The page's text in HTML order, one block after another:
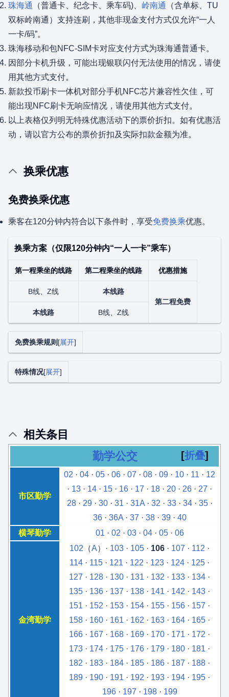
珠海通
（普通卡、纪念卡、乘车码)、 岭南通
（含单标、TU
双标岭南通）支持连刷，其他非现金支付方式仅允许“一人
一卡/码”。
珠海移动和包NFC-SIM卡对应支付方式为珠海通普通卡。
因部分卡机升级，可能出现银联闪付无法使用的情况，请使
用其他方式支付。
新款投币刷卡一体机对部分手机NFC芯片兼容性欠佳，可
能出现NFC刷卡无响应情况，请使用其他方式支付。
以上表格仅列明无特殊优惠活动下的票价折扣。如有优惠活
动，请以官方公布的票价折扣及实际扣款金额为准。
换乘优惠
免费换乘优惠
乘客在120分钟内符合以下条件时，享受免费换乘优惠。
换乘方案（仅限120分钟内“一人一卡”乘车）
第一程乘坐的线路 第二程乘坐的线路 优惠措施
B线、Z线
本线路
第二程免费
本线路
B线、Z线
展开
免费换乘规则
展开
特殊情况
相关条目
折叠
勤学公交
市区勤学
02 · 04 · 05 · 06 · 07 · 08 · 09 · 10 · 11 · 12
· 13 · 14 · 15 · 16 · 17 · 18 · 20 · 26 · 27 ·
28· 29· 30· 31 · 31A· 32 · 33· 34· 35·
36· 36A· 37 · 38· 39· 40
横琴勤学
01 · 02 · 03· 04· 05· 06
金湾勤学
102 （A）· 103 · 105 · 106 · 107 · 112 ·
114 · 115 · 121 · 122 · 123 · 124 · 125 ·
127 · 128 · 130 · 131 · 132 · 133 · 134 ·
135 · 136 · 137 · 138 · 141 · 142 · 143 ·
151 · 152 · 153 · 154 · 155 · 156 · 157 ·
158 · 160 · 161 · 162 · 163 · 164 · 165 ·
166 · 167 · 168 · 169 · 170 · 171 · 172 ·
173 · 174 · 175 · 176 · 179 · 180 · 181 ·
182 · 183 · 184 · 185 · 186 · 187 · 188 ·
189 · 190 · 191 · 192 · 193 · 194 · 195 ·
196· 197 · 198· 199